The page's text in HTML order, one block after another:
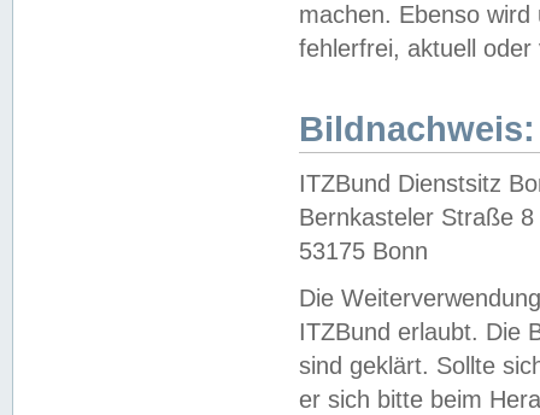
machen. Ebenso
fehlerfrei, aktuell oder
Bildnachweis:
ITZBund Dienstsitz
Bernkasteler Straße 8
53175 Bonn
Die
ITZBund erlaubt. Die
sind geklärt. Sollte
er sich bitte beim